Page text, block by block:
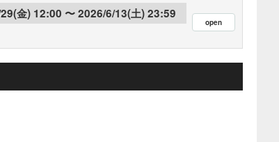
金) 12:00 2026/6/13(土) 23:59